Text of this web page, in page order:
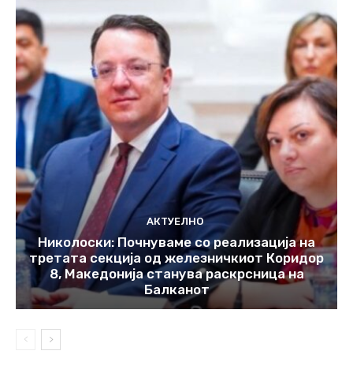
АКТУЕЛНО
Николоски: Почнуваме со реализација на
третата секција од железничкиот Коридор
8, Македонија станува раскрсница на
Балканот